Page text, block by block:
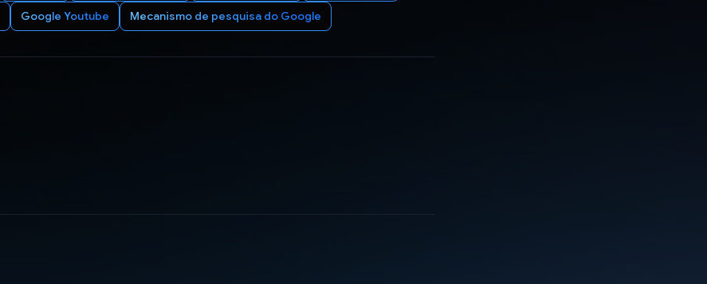
Google Youtube Mecanismo de pesquisa do Google